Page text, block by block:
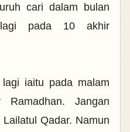
cari dalam bulan
lagi pada 10 akhir
iaitu pada malam
Jangan
Qadar. Namun